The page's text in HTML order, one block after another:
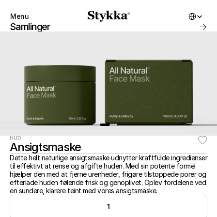
Menu
Close
Select
Samlinger
Samlinger
Konto
FAQ'er
Forhandlere
Butikker
BUTIK
Alle produkter
Nye Ankomster
Bedst sælgende
Til salg
Sæt
Gavekort
Tråde
BEGYND AT BYGGE
Stykka Developers
3D Bibliotek
HUD
Ansigtsmaske
Dette helt naturlige ansigtsmaske udnytter kraftfulde ingredienser
til effektivt at rense og afgifte huden. Med sin potente formel
hjælper den med at fjerne urenheder, frigøre tilstoppede porer og
efterlade huden følende frisk og genoplivet. Oplev fordelene ved
en sundere, klarere teint med vores ansigtsmaske.
1